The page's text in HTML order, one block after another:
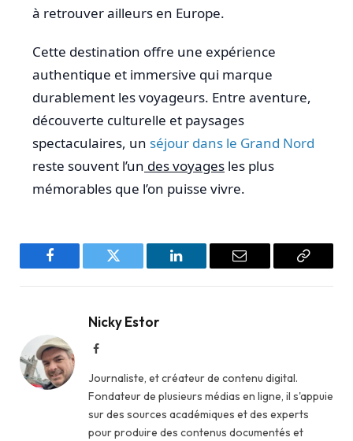
à retrouver ailleurs en Europe.
Cette destination offre une expérience
authentique et immersive qui marque
durablement les voyageurs. Entre aventure,
découverte culturelle et paysages
spectaculaires, un séjour dans le Grand Nord
reste souvent l’un des voyages les plus
mémorables que l’on puisse vivre.
Facebook Twitter LinkedIn Email
Copy
Nicky Estor
Facebook
Journaliste, et créateur de contenu digital.
Fondateur de plusieurs médias en ligne, il s'appuie
sur des sources académiques et des experts
pour produire des contenus documentés et